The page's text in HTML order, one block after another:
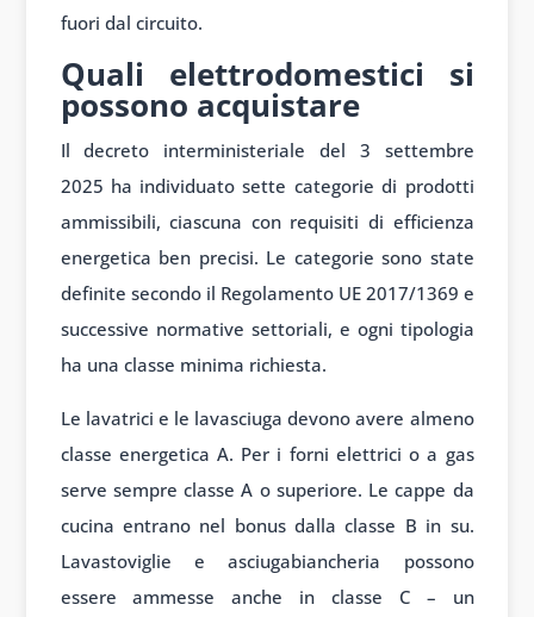
fuori dal circuito.
Quali elettrodomestici si
possono acquistare
Il decreto interministeriale del 3 settembre
2025 ha individuato sette categorie di prodotti
ammissibili, ciascuna con requisiti di efficienza
energetica ben precisi. Le categorie sono state
definite secondo il Regolamento UE 2017/1369 e
successive normative settoriali, e ogni tipologia
ha una classe minima richiesta.
Le lavatrici e le lavasciuga devono avere almeno
classe energetica A. Per i forni elettrici o a gas
serve sempre classe A o superiore. Le cappe da
cucina entrano nel bonus dalla classe B in su.
Lavastoviglie e asciugabiancheria possono
essere ammesse anche in classe C – un